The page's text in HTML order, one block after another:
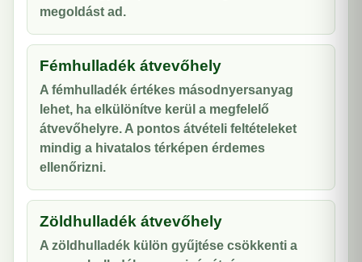
megoldást ad.
Fémhulladék átvevőhely
A fémhulladék értékes másodnyersanyag
lehet, ha elkülönítve kerül a megfelelő
átvevőhelyre. A pontos átvételi feltételeket
mindig a hivatalos térképen érdemes
ellenőrizni.
Zöldhulladék átvevőhely
A zöldhulladék külön gyűjtése csökkenti a